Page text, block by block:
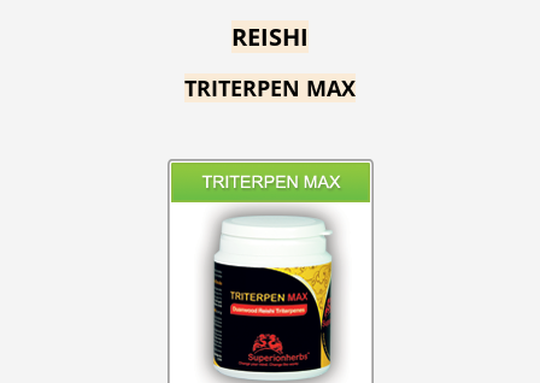
REISHI
TRITERPEN MAX